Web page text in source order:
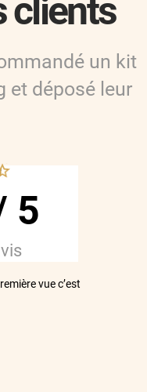
clients
un kit
et déposé leur
*****
5
vue c’est